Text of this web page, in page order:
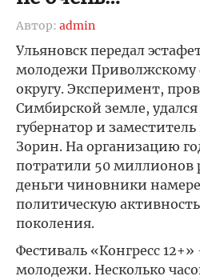
Автор: admin
Ульяновск передал
молодежи Приволжскому
округу. Эксперимент,
Симбирской земле,
губернатор и
Зорин. На организацию
потратили 50 миллионов
деньги чиновники
политическую
поколения.
Фестиваль «Конгресс
молодежи. Несколько